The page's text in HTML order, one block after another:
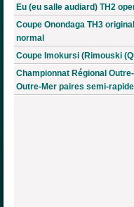
Eu (eu salle audiard) TH2
Coupe Onondaga TH3
normal
Coupe Imokursi (Rimouski
Championnat Régional
Outre-Mer paires semi-rapide